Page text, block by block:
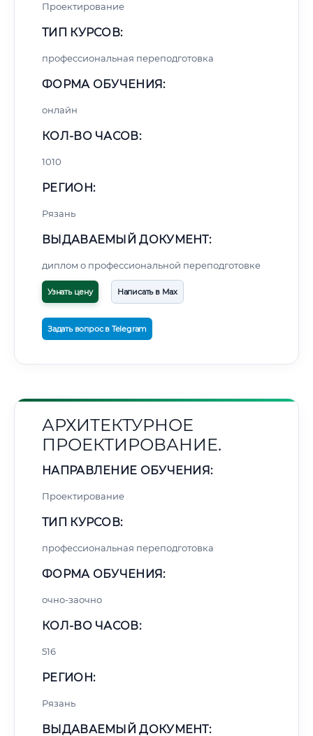
Проектирование
ТИП КУРСОВ:
профессиональная переподготовка
ФОРМА ОБУЧЕНИЯ:
онлайн
КОЛ-ВО ЧАСОВ:
1010
РЕГИОН:
Рязань
ВЫДАВАЕМЫЙ ДОКУМЕНТ:
диплом о профессиональной переподготовке
Узнать цену Написать в Max
Задать вопрос в Telegram
АРХИТЕКТУРНОЕ
ПРОЕКТИРОВАНИЕ.
НАПРАВЛЕНИЕ ОБУЧЕНИЯ:
Проектирование
ТИП КУРСОВ:
профессиональная переподготовка
ФОРМА ОБУЧЕНИЯ:
очно-заочно
КОЛ-ВО ЧАСОВ:
516
РЕГИОН:
Рязань
ВЫДАВАЕМЫЙ ДОКУМЕНТ: